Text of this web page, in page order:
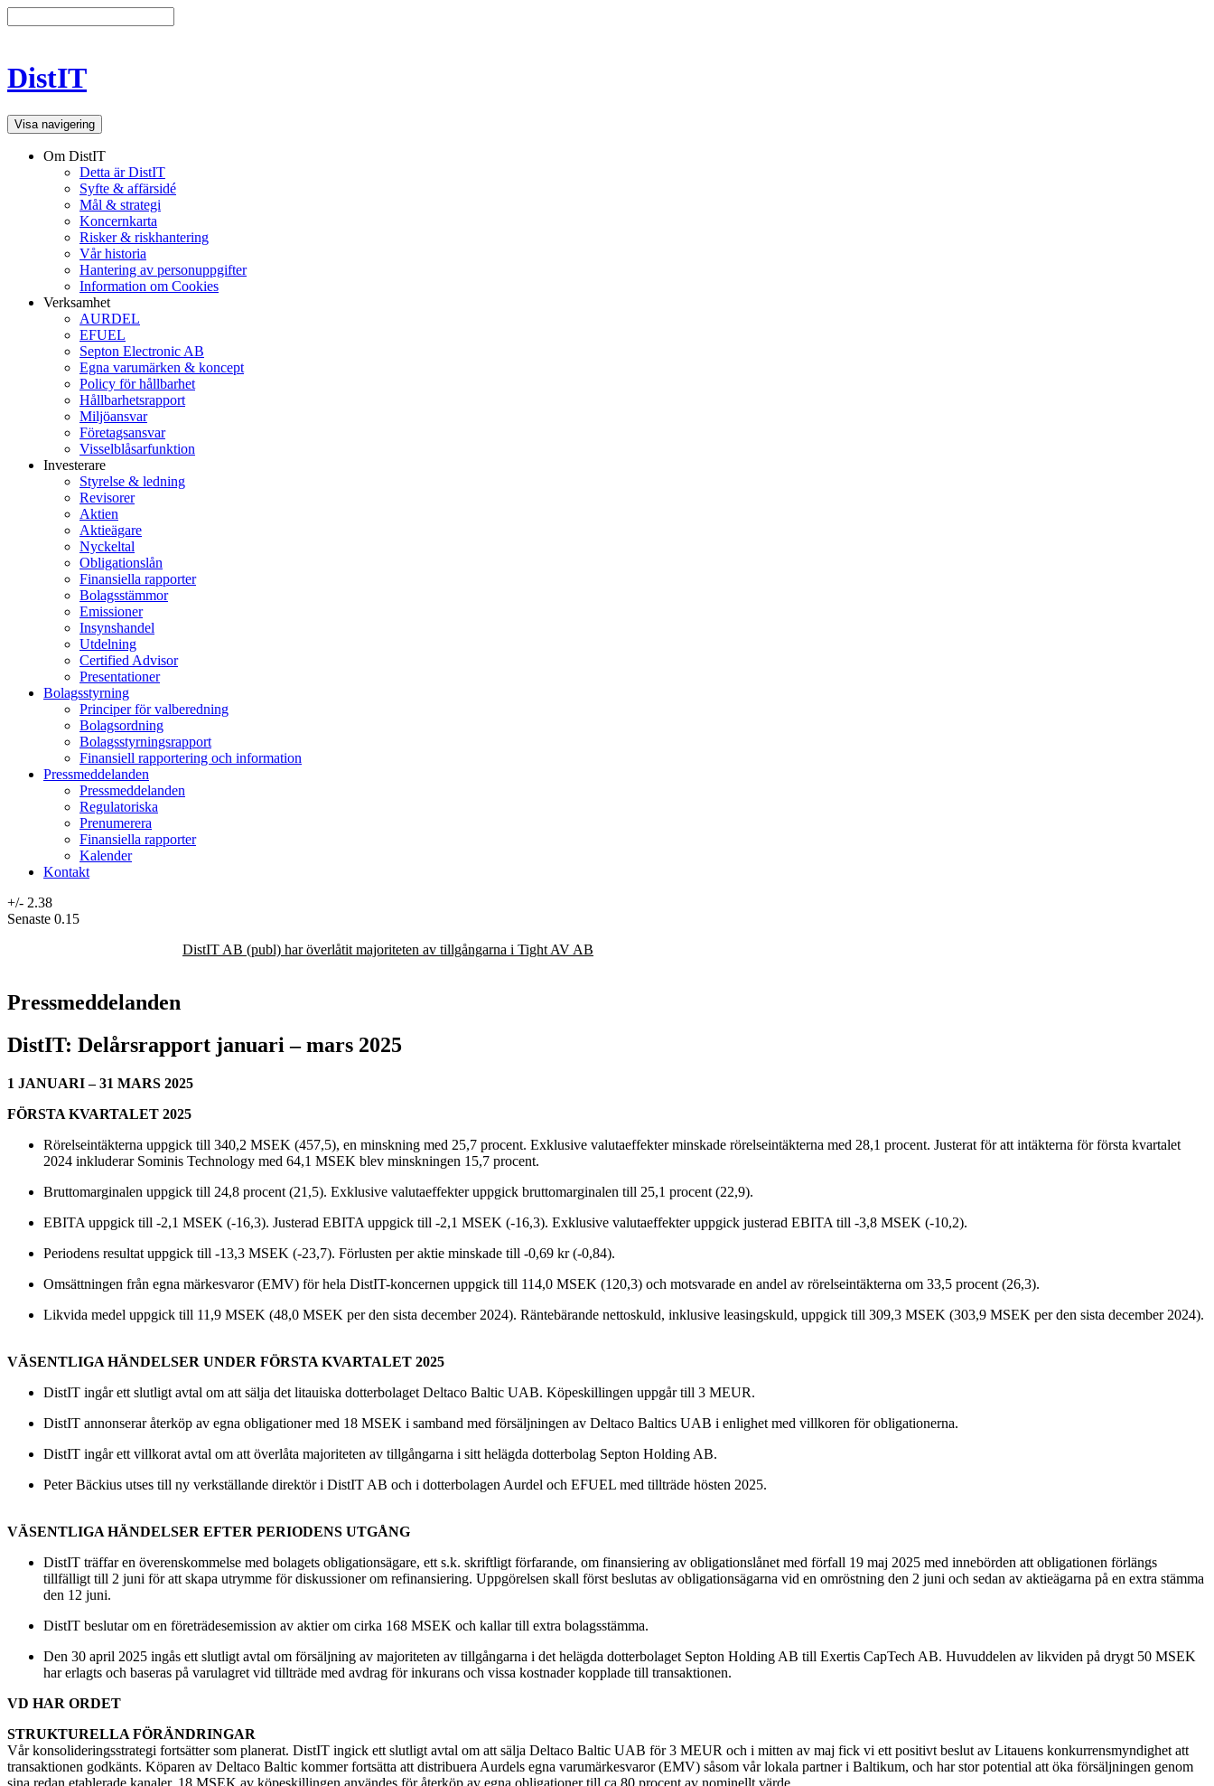
DistIT
Visa navigering
Om DistIT
Detta är DistIT
Syfte & affärsidé
Mål & strategi
Koncernkarta
Risker & riskhantering
Vår historia
Hantering av personuppgifter
Information om Cookies
Verksamhet
AURDEL
EFUEL
Septon Electronic AB
Egna varumärken & koncept
Policy för hållbarhet
Hållbarhetsrapport
Miljöansvar
Företagsansvar
Visselblåsarfunktion
Investerare
Styrelse & ledning
Revisorer
Aktien
Aktieägare
Nyckeltal
Obligationslån
Finansiella rapporter
Bolagsstämmor
Emissioner
Insynshandel
Utdelning
Certified Advisor
Presentationer
Bolagsstyrning
Principer för valberedning
Bolagsordning
Bolagsstyrningsrapport
Finansiell rapportering och information
Pressmeddelanden
Pressmeddelanden
Regulatoriska
Prenumerera
Finansiella rapporter
Kalender
Kontakt
+/- 2.38
Senaste 0.15
DistIT AB (publ) har överlåtit majoriteten av tillgångarna i Tight AV AB
Pressmeddelanden
DistIT: Delårsrapport januari – mars 2025
1 JANUARI – 31 MARS 2025
FÖRSTA KVARTALET 2025
Rörelseintäkterna uppgick till 340,2 MSEK (457,5), en minskning med 25,7 procent. Exklusive valutaeffekter minskade rörelseintäkterna med 28,1 procent. Justerat för att intäkterna för första kvartalet
2024 inkluderar Sominis Technology med 64,1 MSEK blev minskningen 15,7 procent.
Bruttomarginalen uppgick till 24,8 procent (21,5). Exklusive valutaeffekter uppgick bruttomarginalen till 25,1 procent (22,9).
EBITA uppgick till -2,1 MSEK (-16,3). Justerad EBITA uppgick till -2,1 MSEK (-16,3). Exklusive valutaeffekter uppgick justerad EBITA till -3,8 MSEK (-10,2).
Periodens resultat uppgick till -13,3 MSEK (-23,7). Förlusten per aktie minskade till -0,69 kr (-0,84).
Omsättningen från egna märkesvaror (EMV) för hela DistIT-koncernen uppgick till 114,0 MSEK (120,3) och motsvarade en andel av rörelseintäkterna om 33,5 procent (26,3).
Likvida medel uppgick till 11,9 MSEK (48,0 MSEK per den sista december 2024). Räntebärande nettoskuld, inklusive leasingskuld, uppgick till 309,3 MSEK (303,9 MSEK per den sista december 2024).
VÄSENTLIGA HÄNDELSER UNDER FÖRSTA KVARTALET 2025
DistIT ingår ett slutligt avtal om att sälja det litauiska dotterbolaget Deltaco Baltic UAB. Köpeskillingen uppgår till 3 MEUR.
DistIT annonserar återköp av egna obligationer med 18 MSEK i samband med försäljningen av Deltaco Baltics UAB i enlighet med villkoren för obligationerna.
DistIT ingår ett villkorat avtal om att överlåta majoriteten av tillgångarna i sitt helägda dotterbolag Septon Holding AB.
Peter Bäckius utses till ny verkställande direktör i DistIT AB och i dotterbolagen Aurdel och EFUEL med tillträde hösten 2025.
VÄSENTLIGA HÄNDELSER EFTER PERIODENS UTGÅNG
DistIT träffar en överenskommelse med bolagets obligationsägare, ett s.k. skriftligt förfarande, om finansiering av obligationslånet med förfall 19 maj 2025 med innebörden att obligationen förlängs
tillfälligt till 2 juni för att skapa utrymme för diskussioner om refinansiering. Uppgörelsen skall först beslutas av obligationsägarna vid en omröstning den 2 juni och sedan av aktieägarna på en extra stämma
den 12 juni.
DistIT beslutar om en företrädesemission av aktier om cirka 168 MSEK och kallar till extra bolagsstämma.
Den 30 april 2025 ingås ett slutligt avtal om försäljning av majoriteten av tillgångarna i det helägda dotterbolaget Septon Holding AB till Exertis CapTech AB. Huvuddelen av likviden på drygt 50 MSEK
har erlagts och baseras på varulagret vid tillträde med avdrag för inkurans och vissa kostnader kopplade till transaktionen.
VD HAR ORDET
STRUKTURELLA FÖRÄNDRINGAR
Vår konsolideringsstrategi fortsätter som planerat. DistIT ingick ett slutligt avtal om att sälja Deltaco Baltic UAB för 3 MEUR och i mitten av maj fick vi ett positivt beslut av Litauens konkurrensmyndighet att
transaktionen godkänts. Köparen av Deltaco Baltic kommer fortsätta att distribuera Aurdels egna varumärkesvaror (EMV) såsom vår lokala partner i Baltikum, och har stor potential att öka försäljningen genom
sina redan etablerade kanaler. 18 MSEK av köpeskillingen användes för återköp av egna obligationer till ca 80 procent av nominellt värde.